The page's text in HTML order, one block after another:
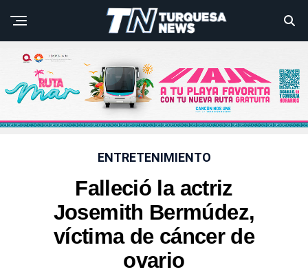
ENTRETENIMIENTO
Falleció la actriz
Josemith Bermúdez,
víctima de cáncer de
ovario